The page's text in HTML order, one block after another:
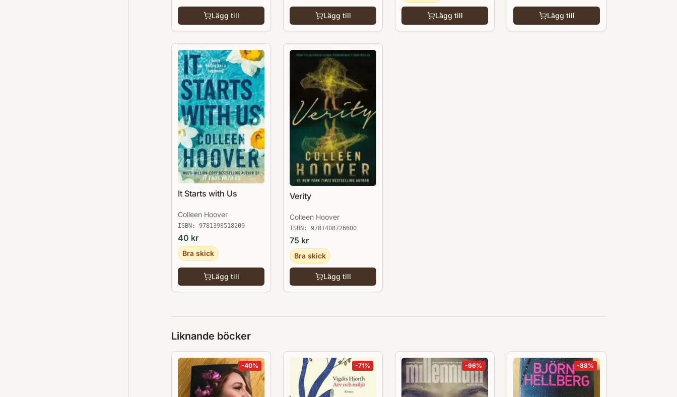
Lägg till Lägg till Lägg till Lägg till
It Starts with Us
Colleen Hoover
ISBN: 9781398518209
40 kr
Bra skick
Lägg till
Verity
Colleen Hoover
ISBN: 9781408726600
75 kr
Bra skick
Lägg till
Liknande böcker
-40% -71% -96% -88%